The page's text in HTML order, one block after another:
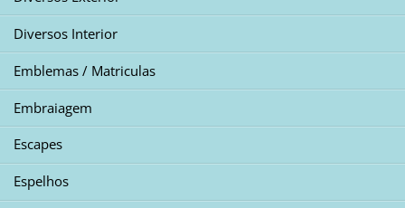
Diversos Interior
Emblemas / Matriculas
Embraiagem
Escapes
Espelhos